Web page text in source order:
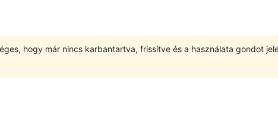
hogy már nincs karbantartva, frissítve és a használata gondot